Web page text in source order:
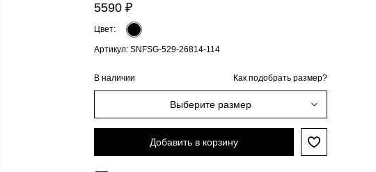
5590 ₽
Цвет:
Артикул: SNFSG-529-26814-114
В наличии Как подобрать размер?
Выберите размер
Добавить в корзину